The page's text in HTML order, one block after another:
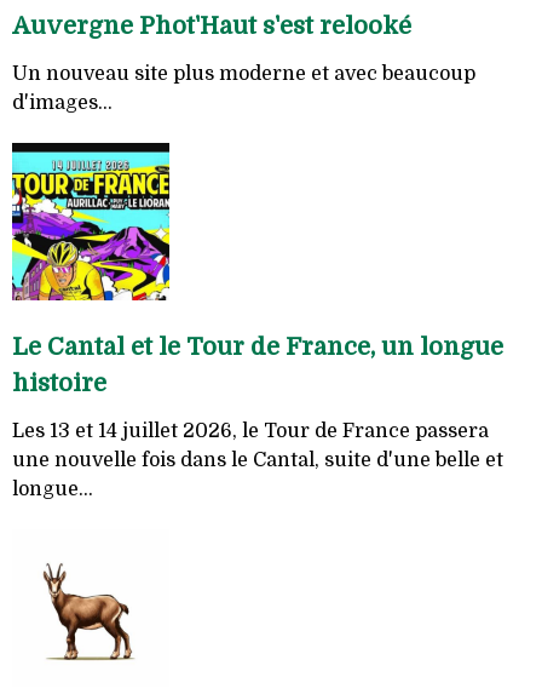
Auvergne Phot'Haut s'est relooké
Un nouveau site plus moderne et avec beaucoup
d'images...
Le Cantal et le Tour de France, un longue
histoire
Les 13 et 14 juillet 2026, le Tour de France passera
une nouvelle fois dans le Cantal, suite d'une belle et
longue...